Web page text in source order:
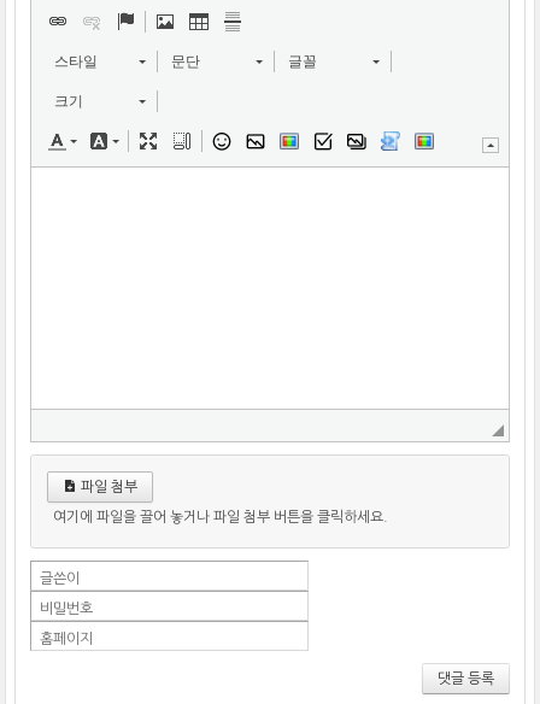
스타일 문단 글꼴
크기
파일 첨부
여기에 파일을 끌어 놓거나 파일 첨부 버튼을 클릭하세요.
글쓴이
비밀번호
홈페이지
댓글 등록